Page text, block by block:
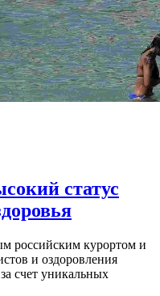
статус
российским курортом и
и оздоровления
счет уникальных